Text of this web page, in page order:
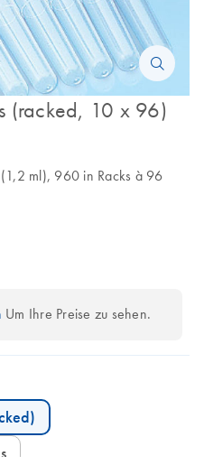
(racked, 10 x 96)
ml), 960 in Racks à 96
Um Ihre Preise zu sehen.